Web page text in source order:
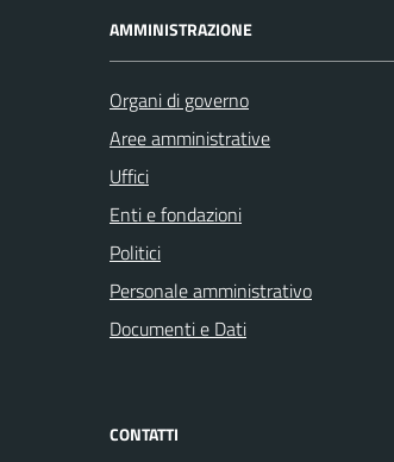
AMMINISTRAZIONE
Organi di governo
Aree amministrative
Uffici
Enti e fondazioni
Politici
Personale amministrativo
Documenti e Dati
CONTATTI